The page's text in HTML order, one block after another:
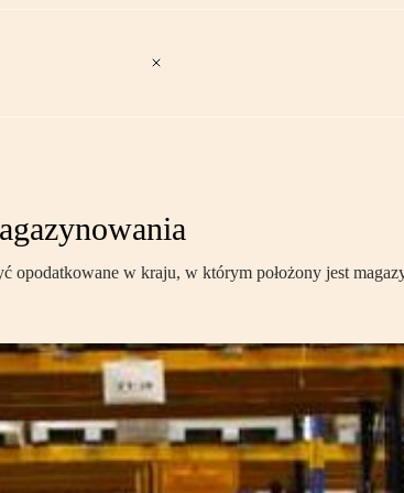
opodatkowane w kraju, w którym położony jest